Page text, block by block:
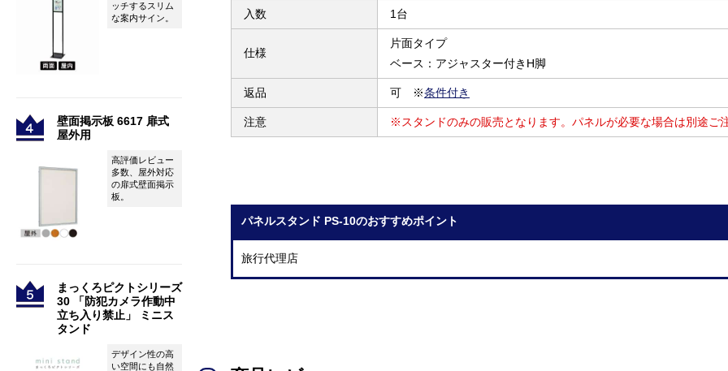
入数 1台
仕様
片面タイプ
ベース：アジャスター付きH脚
返品 可 ※条件付き
注意 ※スタンドのみの販売となります。パネルが必要な場合は別途ご
パネルスタンド PS-10のおすすめポイント
旅行代理店
ッチするスリム
な案内サイン。
壁面掲示板 6617 扉式
屋外用
高評価レビュー
多数、屋外対応
の扉式壁面掲示
板。
まっくろピクトシリーズ
30 「防犯カメラ作動中
立ち入り禁止」 ミニス
タンド
デザイン性の高
い空間にも自然